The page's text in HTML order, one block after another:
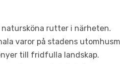
rutter i närheten.
varor på stadens
till fridfulla landskap.